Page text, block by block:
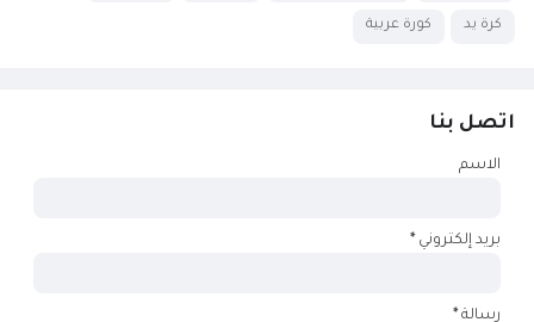
كرة يد كورة عربية
اتصل بنا
الاسم
بريد إلكتروني*
رسالة*